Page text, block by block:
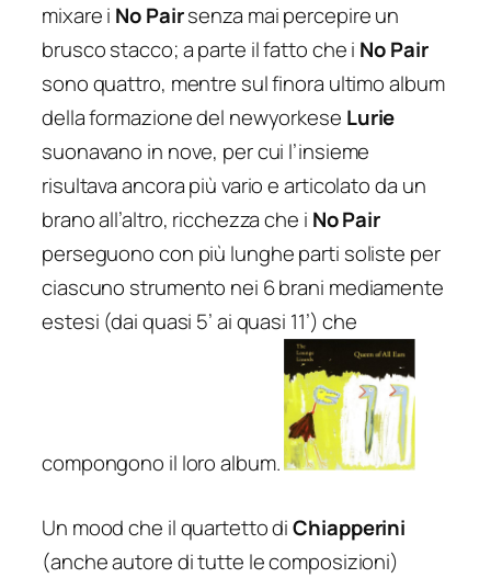
mixare i No Pairsenza mai percepire un
brusco stacco; a parte il fatto che i No Pair
sono quattro, mentre sul finora ultimo album
della formazione del newyorkese Lurie
suonavano in nove, per cui l’insieme
risultava ancora più vario e articolato da un
brano all’altro, ricchezza che i No Pair
perseguono con più lunghe parti soliste per
ciascuno strumento nei 6 brani mediamente
estesi (dai quasi 5’ ai quasi 11’) che
compongono il loro album.
Un mood che il quartetto diChiapperini
(anche autore di tutte le composizioni)